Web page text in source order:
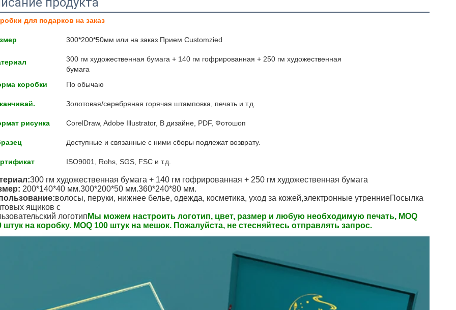
для подарков на заказ
300*200*50мм или на заказ Прием Customzied
300 гм художественная бумага + 140 гм гофрированная + 250 гм художественная
бумага
коробки
По обычаю
Золотовая/серебряная горячая штамповка, печать и т.д.
рисунка CorelDraw, Adobe Illustrator, В дизайне, PDF, Фотошоп
Доступные и связанные с ними сборы подлежат возврату.
ISO9001, Rohs, SGS, FSC и т.д.
300 гм художественная бумага + 140 гм гофрированная + 250 гм художественная бумага
200*140*40 мм.300*200*50 мм.360*240*80 мм.
волосы, перуки, нижнее белье, одежда, косметика, уход за кожей,электронные утренниеПосылка
ящиков с
логотип Мы можем настроить логотип, цвет, размер и любую необходимую печать, MOQ
штук на коробку. MOQ 100 штук на мешок. Пожалуйста, не стесняйтесь отправлять запрос.